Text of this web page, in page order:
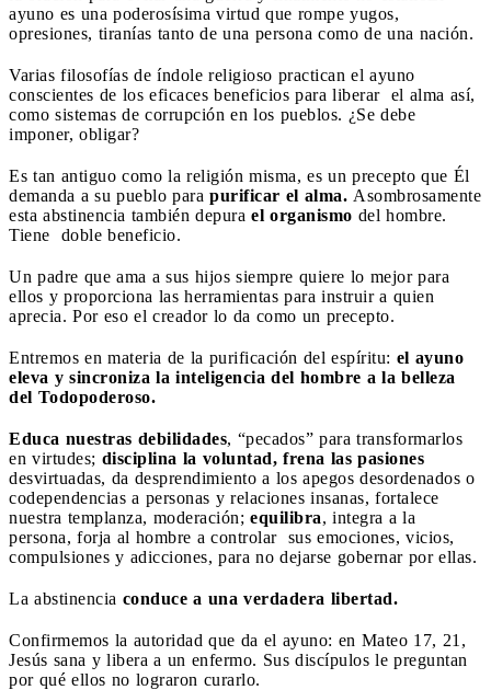
ayuno es una poderosísima virtud que rompe yugos,
opresiones, tiranías tanto de una persona como de una nación.
Varias filosofías de índole religioso practican el ayuno
conscientes de los eficaces beneficios para liberar el alma así,
como sistemas de corrupción en los pueblos. ¿Se debe
imponer, obligar?
Es tan antiguo como la religión misma, es un precepto que Él
demanda a su pueblo para purificar el alma. Asombrosamente
esta abstinencia también depura el organismo del hombre.
Tiene doble beneficio.
Un padre que ama a sus hijos siempre quiere lo mejor para
ellos y proporciona las herramientas para instruir a quien
aprecia. Por eso el creador lo da como un precepto.
Entremos en materia de la purificación del espíritu: el ayuno
eleva y sincroniza la inteligencia del hombre a la belleza
del Todopoderoso.
Educa nuestras debilidades, “pecados” para transformarlos
en virtudes; disciplina la voluntad, frena las pasiones
desvirtuadas, da desprendimiento a los apegos desordenados o
codependencias a personas y relaciones insanas, fortalece
nuestra templanza, moderación; equilibra, integra a la
persona, forja al hombre a controlar sus emociones, vicios,
compulsiones y adicciones, para no dejarse gobernar por ellas.
La abstinencia conduce a una verdadera libertad.
Confirmemos la autoridad que da el ayuno: en Mateo 17, 21,
Jesús sana y libera a un enfermo. Sus discípulos le preguntan
por qué ellos no lograron curarlo.